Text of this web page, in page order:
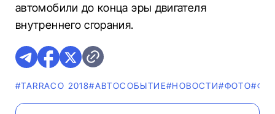
автомобили до конца эры двигателя
внутреннего сгорания.
#TARRACO 2018#АВТОСОБЫТИЕ#НОВОСТИ#ФОТО